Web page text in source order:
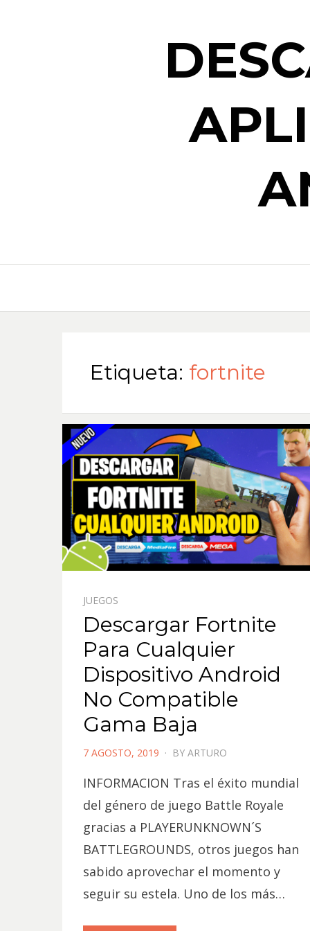
Etiqueta: fortnite
JUEGOS
Descargar Fortnite
Para Cualquier
Dispositivo Android
No Compatible
Gama Baja
POSTED
7 AGOSTO, 2019 BY ARTURO
INFORMACION Tras el éxito mundial
del género de juego Battle Royale
gracias a PLAYERUNKNOWN´S
BATTLEGROUNDS, otros juegos han
sabido aprovechar el momento y
seguir su estela. Uno de los más…